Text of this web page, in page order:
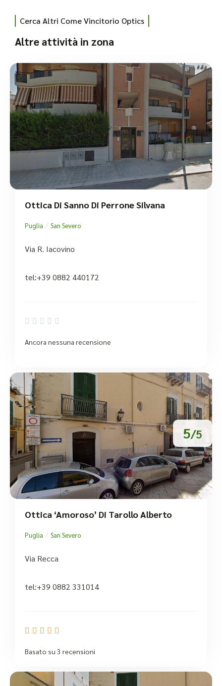
Cerca Altri Come Vincitorio Optics
Altre attività in zona
Ottica Di Sanno Di Perrone Silvana
Puglia / San Severo
Via R. Iacovino
tel:+39 0882 440172
    
Ancora nessuna recensione
5/5
Ottica ‘Amoroso’ Di Tarollo Alberto
Puglia / San Severo
Via Recca
tel:+39 0882 331014
    
Basato su 3 recensioni